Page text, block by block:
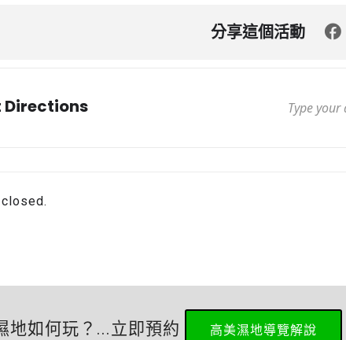
分享這個活動
Directions
地如何玩？...立即預約 高美濕地導覽解說